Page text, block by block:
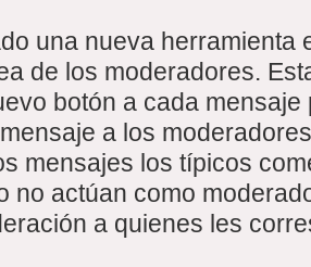
una nueva herramienta
de los moderadores.
botón a cada
a los
mensajes los típicos
no actúan como
a quienes les